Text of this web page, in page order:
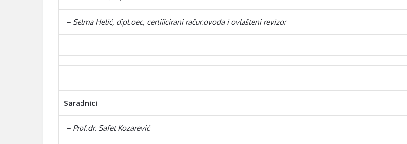
– Selma Helić, dipl.oec, certificirani računovođa i ovlašteni revizor
Saradnici
– Prof.dr. Safet Kozarević